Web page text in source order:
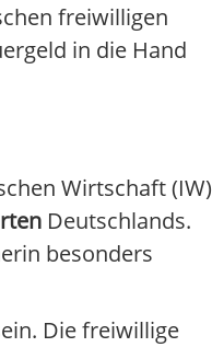
freiwilligen
in die Hand
Wirtschaft (IW)
Deutschlands.
besonders
Die freiwillige